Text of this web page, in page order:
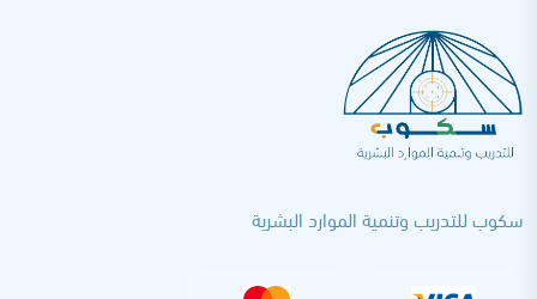
سكوب للتدريب وتنمية الموارد البشرية